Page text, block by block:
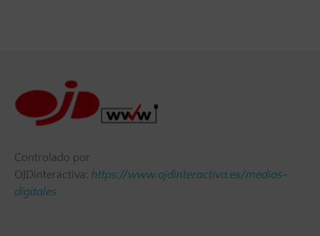
Controlado por
OJDinteractiva: https://www.ojdinteractiva.es/medios-
digitales